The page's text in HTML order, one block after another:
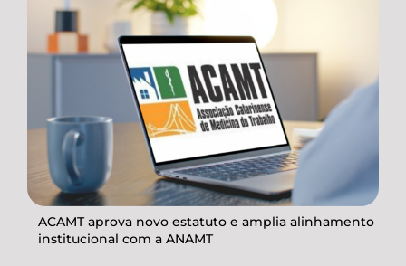
ACAMT aprova novo estatuto e amplia alinhamento
institucional com a ANAMT